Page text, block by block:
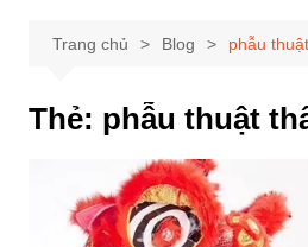
Trang chủ Blog phẫu
Thẻ: phẫu thuật